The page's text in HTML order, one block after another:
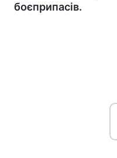
боєприпасів.